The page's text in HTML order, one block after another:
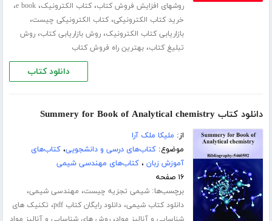
روشهای افزایش فروش کتاب،کتاب الکترونیک،e book،
خرید کتاب الکترونیکی،کتاب الکترونیکی چیست،
بازاریابی کتاب الکترونیک،روش بازاریابی کتاب،روش
تبلیغ کتاب،بهترین راه فروش کتاب
دانلود کتاب
دانلود کتاب Summery for Book of Analytical chemistry
از: ملیکا ملک آرا
موضوع:کتاب‌های درسی و دانشجویی،کتاب‌های
آموزش زبان ،کتاب‌های مهندسی شیمی
۱۶ صفحه
برچسب‌ها:شیمی تجزیه چیست، مهندسی شیمی،
دانلود کتاب شیمی،دانلود رایگان کتاب pdf ، تکنیک های